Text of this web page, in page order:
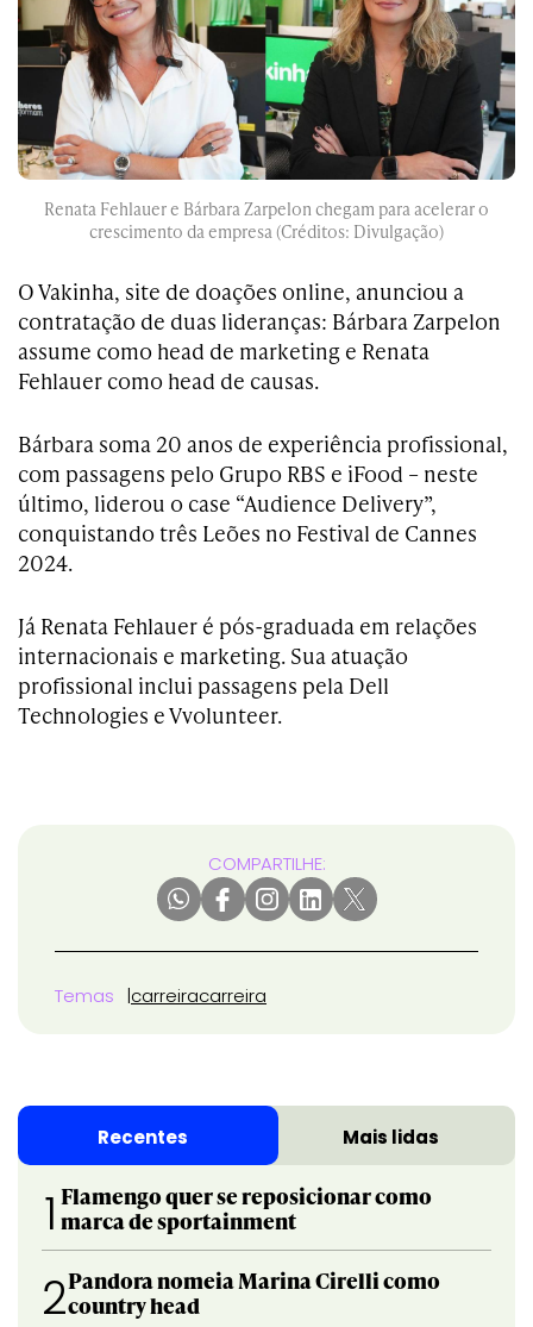
Renata Fehlauer e Bárbara Zarpelon chegam para acelerar o
crescimento da empresa (Créditos: Divulgação)
O Vakinha, site de doações online, anunciou a
contratação de duas lideranças: Bárbara Zarpelon
assume como head de marketing e Renata
Fehlauer como head de causas.
Bárbara soma 20 anos de experiência profissional,
com passagens pelo Grupo RBS e iFood – neste
último, liderou o case “Audience Delivery”,
conquistando três Leões no Festival de Cannes
2024.
Já Renata Fehlauer é pós-graduada em relações
internacionais e marketing. Sua atuação
profissional inclui passagens pela Dell
Technologies e Vvolunteer.
COMPARTILHE:
Temas carreiracarreira
Recentes Mais lidas
1 Flamengo quer se reposicionar como
marca de sportainment
2Pandora nomeia Marina Cirelli como
country head